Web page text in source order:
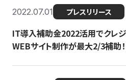
2022.07.01 プレスリリース
IT導入補助金2022活用でクレ
WEBサイト制作が最大2/3補助！